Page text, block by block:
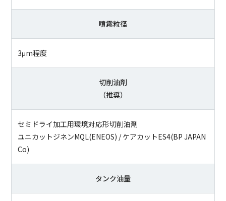
噴霧粒径
3μm程度
切削油剤
（推奨）
セミドライ加工用環境対応形切削油剤
ユニカットジネンMQL(ENEOS) / ケアカットES4(BP JAPAN
Co)
タンク油量